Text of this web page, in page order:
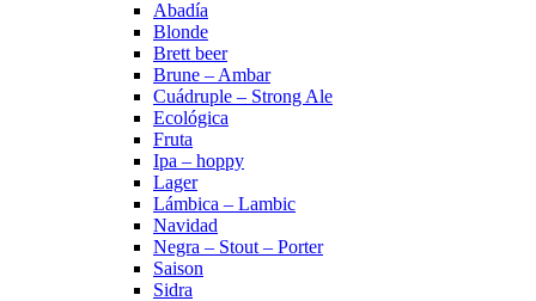
Abadía
Blonde
Brett beer
Brune – Ambar
Cuádruple – Strong Ale
Ecológica
Fruta
Ipa – hoppy
Lager
Lámbica – Lambic
Navidad
Negra – Stout – Porter
Saison
Sidra